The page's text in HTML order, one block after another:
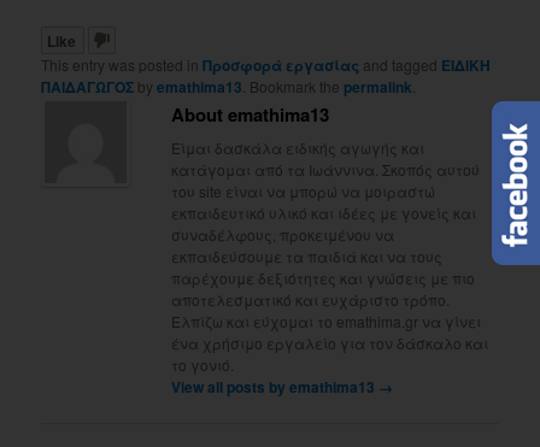
Like
This entry was posted inΠροσφορά εργασίας and tagged ΕΙΔΙΚΗ
ΠΑΙΔΑΓΩΓΟΣ byemathima13 . Bookmark the permalink
About emathima13
Είμαι δασκάλα ειδικής αγωγής και
κατάγομαι από τα Ιωάννινα. Σκοπός αυτού
του site είναι να μπορώ να μοιραστώ
εκπαιδευτικό υλικό και ιδέες με γονείς και
συναδέλφους, προκειμένου να
εκπαιδεύσουμε τα παιδιά και να τους
παρέχουμε δεξιότητες και γνώσεις με πιο
αποτελεσματικό και ευχάριστο τρόπο.
Ελπίζω και εύχομαι το emathima.gr να γίνει
ένα χρήσιμο εργαλείο για τον δάσκαλο και
το γονιό.
View all posts by emathima13 →